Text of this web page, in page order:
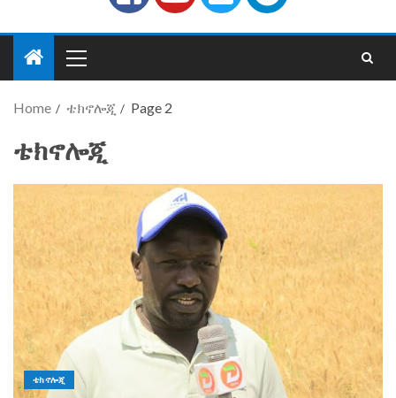
Home ቴክኖሎጂ Page 2
ቴክኖሎጂ
ቴክኖሎጂ